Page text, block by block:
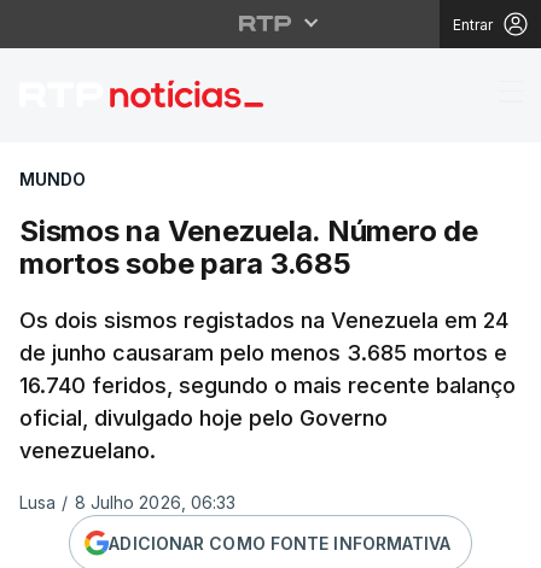
Entrar
Sismos na
MUNDO
Sismos na Venezuela. Número de
mortos sobe para 3.685
Os dois sismos registados na Venezuela em 24
de junho causaram pelo menos 3.685 mortos e
16.740 feridos, segundo o mais recente balanço
oficial, divulgado hoje pelo Governo
venezuelano.
Lusa / 8 Julho 2026, 06:33
ADICIONAR COMO FONTE INFORMATIVA